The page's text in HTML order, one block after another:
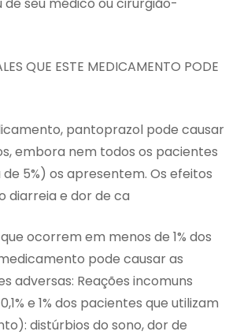
QUE ESTE MEDICAMENTO PODE
pantoprazol pode causar
embora nem todos os pacientes
5%) os apresentem. Os efeitos
diarreia e dor de ca
ocorrem em menos de 1% dos
pode causar as
adversas: Reações incomuns
e 1% dos pacientes que utilizam
distúrbios do sono, dor de